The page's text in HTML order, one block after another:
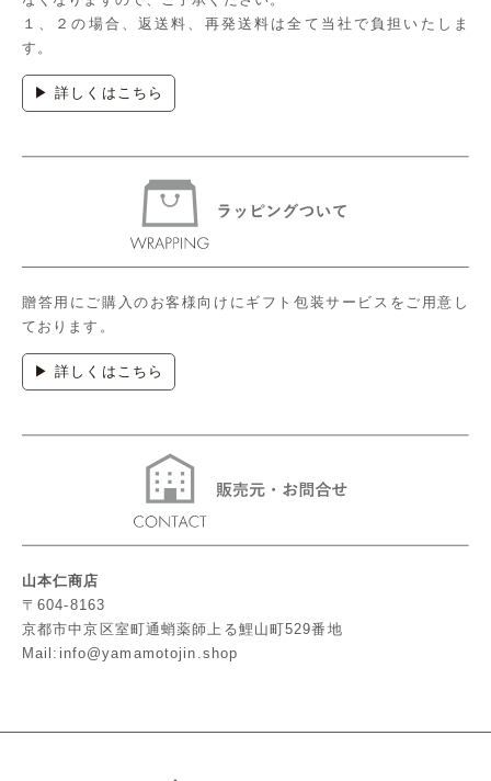
１、２の場合、返送料、再発送料は全て当社で負担いたしま
す。
▶ 詳しくはこちら
贈答用にご購入のお客様向けにギフト包装サービスをご用意し
ております。
▶ 詳しくはこちら
山本仁商店
〒604-8163
京都市中京区室町通蛸薬師上る鯉山町529番地
Mail:info@yamamotojin.shop